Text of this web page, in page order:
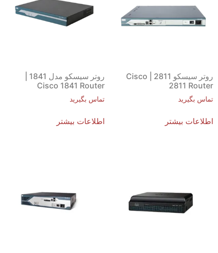
روتر سیسکو 2811 | Cisco
2811 Router
تماس بگیرید
اطلاعات بیشتر
Cisco 1841 Router
تماس بگیرید
اطلاعات بیشتر